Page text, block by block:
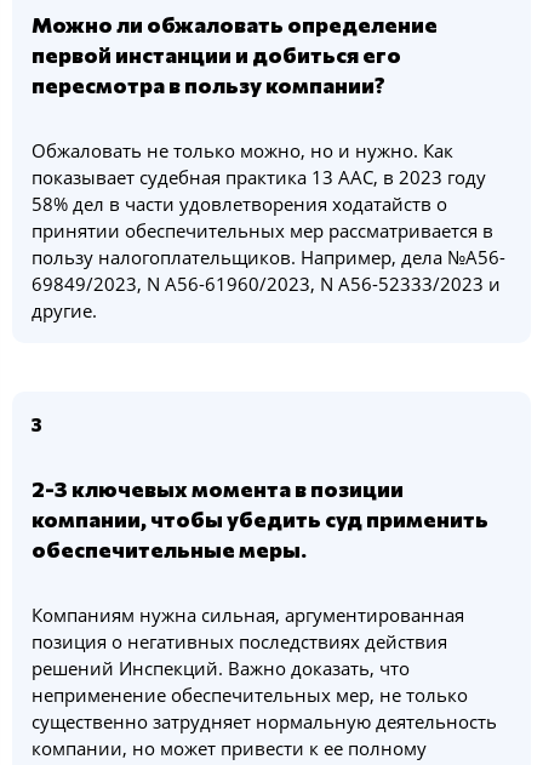
Можно ли обжаловать определение
первой инстанции и добиться его
пересмотра в пользу компании?
Обжаловать не только можно, но и нужно. Как
показывает судебная практика 13 ААС, в 2023 году
58% дел в части удовлетворения ходатайств о
принятии обеспечительных мер рассматривается в
пользу налогоплательщиков. Например, дела №А56-
69849/2023, N А56-61960/2023, N А56-52333/2023 и
другие.
3
2-3 ключевых момента в позиции
компании, чтобы убедить суд применить
обеспечительные меры.
Компаниям нужна сильная, аргументированная
позиция о негативных последствиях действия
решений Инспекций. Важно доказать, что
неприменение обеспечительных мер, не только
существенно затрудняет нормальную деятельность
компании, но может привести к ее полному